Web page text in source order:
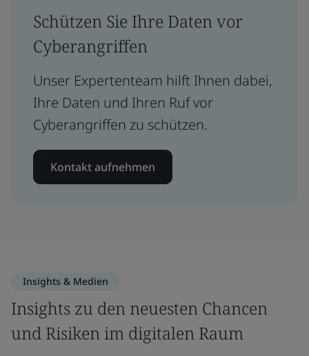
Schützen Sie Ihre Daten vor
Cyberangriffen
Unser Expertenteam hilft Ihnen dabei,
Ihre Daten und Ihren Ruf vor
Cyberangriffen zu schützen.
Kontakt aufnehmen
Insights & Medien
Insights zu den neuesten Chancen
und Risiken im digitalen Raum